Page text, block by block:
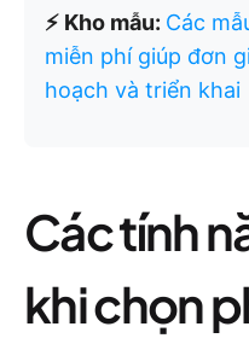
⚡ Kho mẫu: Các
miễn phí giúp đơn
hoạch và triển khai
Các tính
khi chọn